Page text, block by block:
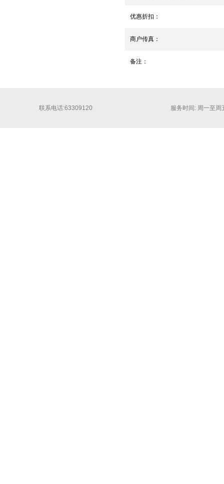
优惠折扣：
商户传真：
备注：
联系电话:63309120 服务时间: 周一至